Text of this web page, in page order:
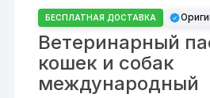
БЕСПЛАТНАЯ ДОСТАВКА
Ветеринарный
кошек и собак
международный